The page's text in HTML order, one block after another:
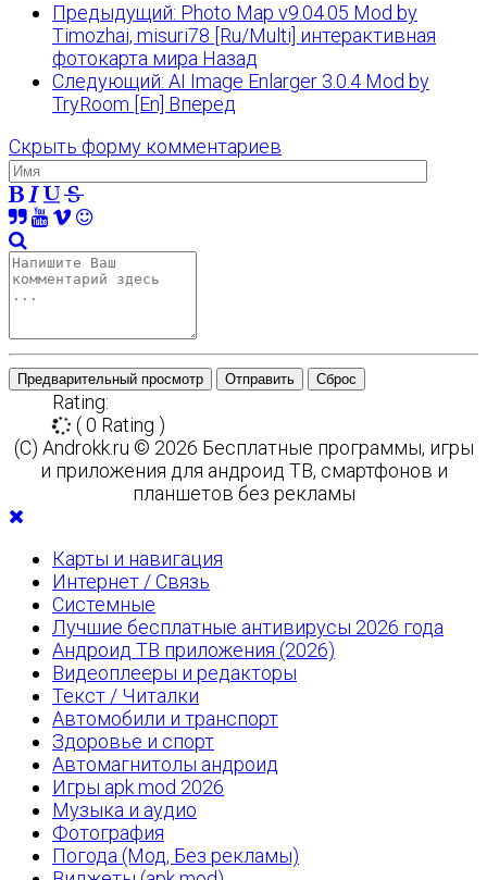
Предыдущий: Photo Map v9.04.05 Mod by
Timozhai, misuri78 [Ru/Multi] интерактивная
фотокарта мира Назад
Следующий: AI Image Enlarger 3.0.4 Mod by
TryRoom [En] Вперед
Скрыть форму комментариев
Предварительный просмотр Отправить Сброс
Rating:
( 0 Rating )
(C) Androkk.ru © 2026 Бесплатные программы, игры
и приложения для андроид ТВ, смартфонов и
планшетов без рекламы
Карты и навигация
Интернет / Связь
Системные
Лучшие бесплатные антивирусы 2026 года
Андроид ТВ приложения (2026)
Видеоплееры и редакторы
Текст / Читалки
Автомобили и транспорт
Здоровье и спорт
Автомагнитолы андроид
Игры apk mod 2026
Музыка и аудио
Фотография
Погода (Мод, Без рекламы)